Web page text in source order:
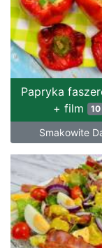
Papryka
+ film
10
Smakowite